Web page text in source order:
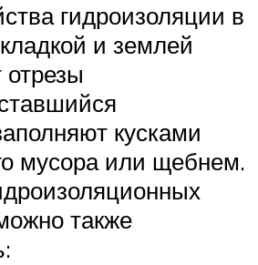
гидроизоляции в
и землей
кусками
мусора или щебнем.
также